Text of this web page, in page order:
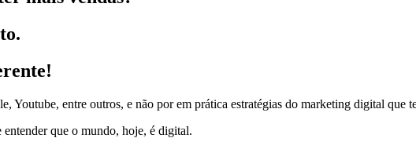
Youtube, entre outros, e não por em prática estratégias do marketing digital que
que o mundo, hoje, é digital.